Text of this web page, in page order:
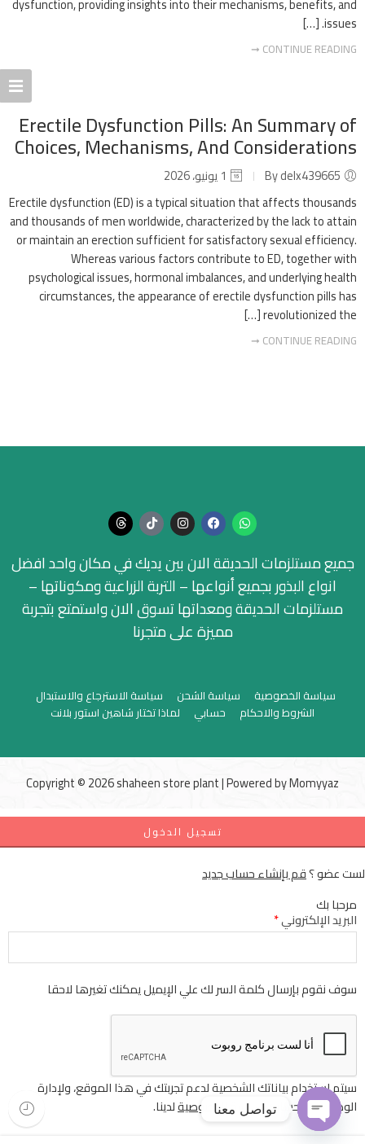
issues. […]
CONTINUE READING ➞
Erectile Dysfunction Pills: An Summary of
Choices, Mechanisms, And Considerations
Erectile dysfunction (ED) is a typical situation that affects thousands
and thousands of men worldwide, characterized by the lack to attain
or maintain an erection sufficient for satisfactory sexual efficiency.
Whereas various factors contribute to ED, together with
psychological issues, hormonal imbalances, and underlying health
circumstances, the appearance of erectile dysfunction pills has
revolutionized the […]
CONTINUE READING ➞
جميع مستلزمات الحديقة الان بين يديك في مكان واحد افضل
انواع البذور بجميع أنواعها – التربة الزراعية ومكوناتها –
مستلزمات الحديقة ومعداتها تسوق الان واستمتع بتجربة
مميزة على متجرنا
سياسة الخصوصية سياسة الشحن
سياسة الاسترجاع والاستبدال
الشروط والاحكام
حسابي لماذا تختار شاهين استور بلانت
Copyright © 2026 shaheen store plant | Powered byMomyyaz
تسجيل الدخول
لست عضو ؟قم بإنشاء حساب جديد
مرحبا بك
البريد الإلكتروني*
سوف نقوم بإرسال كلمة السر لك علي الإيميل يمكنك تغيرها لاحقا
سيتم استخدام بياناتك الشخصية لدعم تجربتك في هذا الموقع، ولإدارة
الوصول إلى حسابكسياسة الخصوصيةلدينا. تواصل معنا